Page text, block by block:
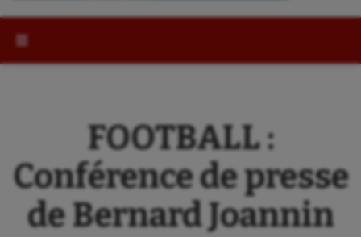
FOOTBALL :
Conférence de presse
de Bernard Joannin